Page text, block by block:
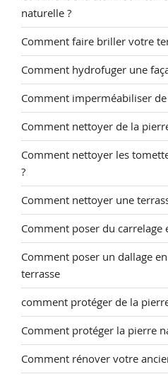
naturelle ?
Comment faire briller votre
Comment hydrofuger une
Comment imperméabiliser
Comment nettoyer de la
Comment nettoyer les
?
Comment nettoyer une
Comment poser du carrelage
Comment poser un dallage
terrasse
comment protéger de la
Comment protéger la pierre
Comment rénover votre